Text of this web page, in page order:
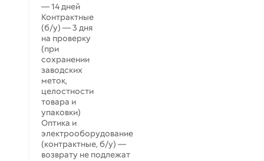
— 14 дней
Контрактные
(б/у) — 3 дня
на проверку
(при
сохранении
заводских
меток,
целостности
товара и
упаковки)
Оптика и
электрооборудование
(контрактные, б/у) —
возврату не подлежат